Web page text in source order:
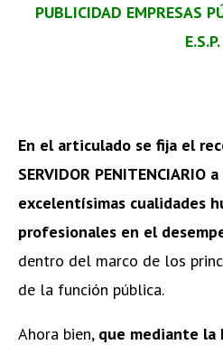
PUBLICIDAD EMPRESAS
E.S.P.
En el articulado se fija el
SERVIDOR PENITENCIARIO
excelentísimas cualidades
profesionales en el
dentro del marco de los
de la función pública.
Ahora bien, que mediante la